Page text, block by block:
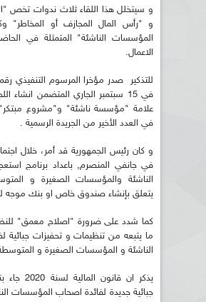
و سيتخلل هذا اللقاء ثلاث ندوات تخص
و "رأس المال المجازف أو المخاطر"
المؤسسات الناشئة" المتمثلة في
الاعمال.
في 15 سبتمبر الجاري المتضمن انشاء
علامة "مؤسسة ناشئة" و"مشروع
في العدد الأخير من الجريدة الرسمية .
و كان رئيس الجمهورية قد أمر، خلال
في جانفي المنصرم, باعداد برنامج
الناشئة والمؤسسات الصغيرة و
يتعلق بإنشاء صندوق خاص او بنك موجه
كما شدد على ضرورة "اصلاح معمق"
ما يتبعه من تنظيمات و تحفيزات جبائية
الناشئة و المؤسسات الصغيرة و
يذكر ان قانون
جبائية جديدة لفائدة اصحاب المؤسسات